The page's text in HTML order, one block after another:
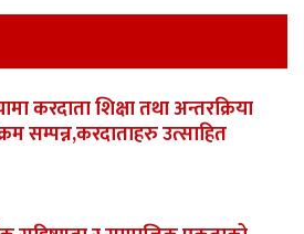
करदाता शिक्षा तथा अन्तरक्रिया
सम्पन्न,करदाताहरु उत्साहित